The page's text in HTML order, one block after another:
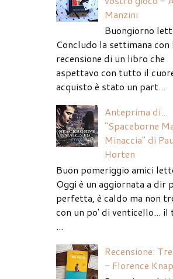
Manzini
Buongiorno
Concludo la settimana con
recensione di un libro che
aspettavo con tutto il
acquisto è stato un part...
Anteprima di...
"Spaceborne
Minaccia" di
Horten
Buon pomeriggio amici
Oggi è un aggiornata a dir
perfetta, è caldo ma non
con un po' di venticello... il
...
Recensione:
- Florence